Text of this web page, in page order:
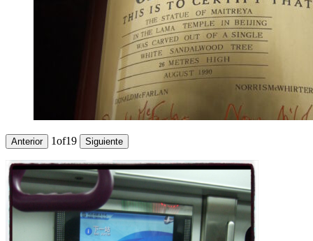
Anterior 1of19 Siguiente